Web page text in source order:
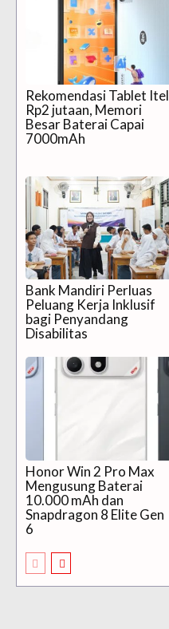
Rekomendasi Tablet Itel
Rp2 jutaan, Memori
Besar Baterai Capai
7000mAh
Bank Mandiri Perluas
Peluang Kerja Inklusif
bagi Penyandang
Disabilitas
Honor Win 2 Pro Max
Mengusung Baterai
10.000 mAh dan
Snapdragon 8 Elite Gen
6